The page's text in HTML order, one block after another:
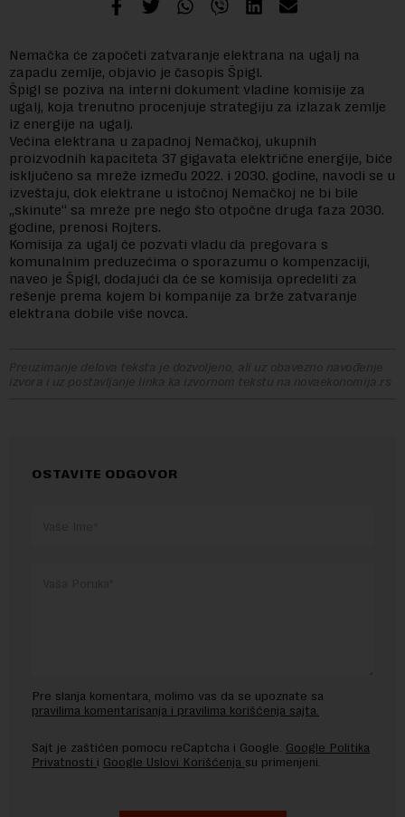
Nemačka će započeti zatvaranje elektrana na ugalj na
zapadu zemlje, objavio je časopis Špigl.
Špigl se poziva na interni dokument vladine komisije za
ugalj, koja trenutno procenjuje strategiju za izlazak zemlje
iz energije na ugalj.
Većina elektrana u zapadnoj Nemačkoj, ukupnih
proizvodnih kapaciteta 37 gigavata električne energije, biće
isključeno sa mreže između 2022. i 2030. godine, navodi se u
izveštaju, dok elektrane u istočnoj Nemačkoj ne bi bile
„skinute“ sa mreže pre nego što otpočne druga faza 2030.
godine, prenosi Rojters.
Komisija za ugalj će pozvati vladu da pregovara s
komunalnim preduzećima o sporazumu o kompenzaciji,
naveo je Špigl, dodajući da će se komisija opredeliti za
rešenje prema kojem bi kompanije za brže zatvaranje
elektrana dobile više novca.
Preuzimanje delova teksta je dozvoljeno, ali uz obavezno navođenje
izvora i uz postavljanje linka ka izvornom tekstu na novaekonomija.rs
OSTAVITE ODGOVOR
Pre slanja komentara, molimo vas da se upoznate sa
pravilima komentarisanja i pravilima korišćenja sajta.
Sajt je zaštićen pomocu reCaptcha i Google. Google Politika
Privatnosti i Google Uslovi Korišćenja su primenjeni.